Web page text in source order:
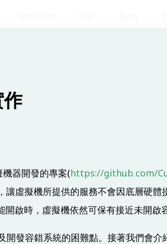
器開發的專案(https://github.com/
虛擬機所提供的服務不會因底層硬體
啟時，虛擬機依然可保有接近未開啟
發容錯系統的困難點。接著我們會介